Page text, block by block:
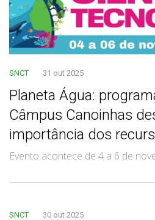
SNCT 31 out 2025
Planeta Água:
Câmpus Canoinhas
importância dos
Evento acontece de 4 a 6 de
SNCT 30 out 2025